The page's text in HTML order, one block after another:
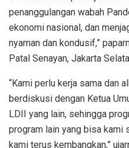
penanggulangan wabah
ekonomi nasional, dan
nyaman dan kondusif,”
Patal Senayan, Jakarta
“Kami perlu kerja sama dan
berdiskusi dengan Ketua
LDII yang lain, sehingga
program lain yang bisa kami
kami terus kembangkan,”